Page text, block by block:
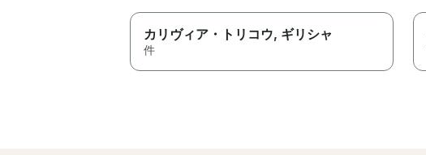
カリヴィア・トリコウ, ギリシャ
件